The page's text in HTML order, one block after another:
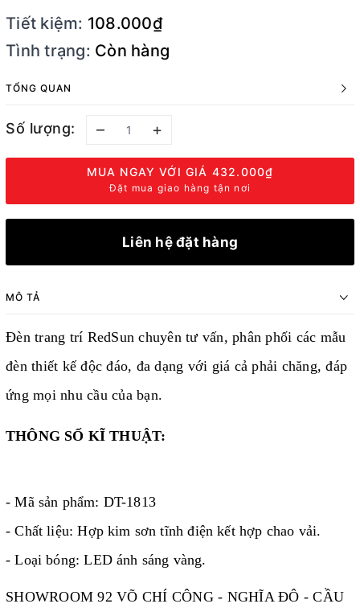
Tiết kiệm: 108.000₫
Tình trạng: Còn hàng
TỔNG QUAN
Số lượng: – +
MUA NGAY VỚI GIÁ 432.000₫
Đặt mua giao hàng tận nơi
Liên hệ đặt hàng
MÔ TẢ
Đèn trang trí RedSun chuyên tư vấn, phân phối các mẫu
đèn thiết kế độc đáo, đa dạng với giá cả phải chăng, đáp
ứng mọi nhu cầu của bạn.
THÔNG SỐ KĨ THUẬT:
- Mã sản phẩm: DT-1813
- Chất liệu: Hợp kim sơn tĩnh điện kết hợp chao vải.
- Loại bóng: LED ánh sáng vàng.
SHOWROOM 92 VÕ CHÍ CÔNG - NGHĨA ĐÔ - CẦU